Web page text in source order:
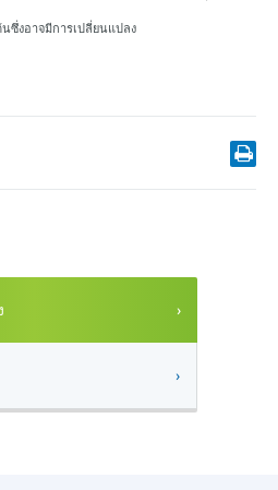
ซึ่งอาจมีการเปลี่ยนแปลง